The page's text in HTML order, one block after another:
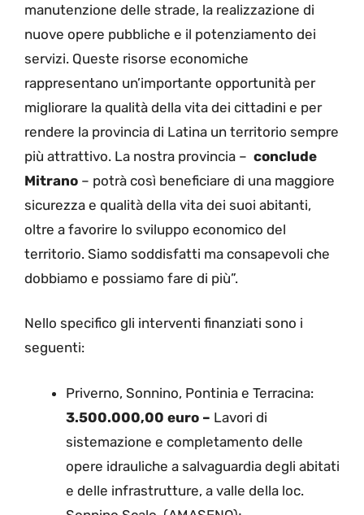
manutenzione delle strade, la realizzazione di
nuove opere pubbliche e il potenziamento dei
servizi. Queste risorse economiche
rappresentano un’importante opportunità per
migliorare la qualità della vita dei cittadini e per
rendere la provincia di Latina un territorio sempre
più attrattivo. La nostra provincia – conclude
Mitrano – potrà così beneficiare di una maggiore
sicurezza e qualità della vita dei suoi abitanti,
oltre a favorire lo sviluppo economico del
territorio. Siamo soddisfatti ma consapevoli che
dobbiamo e possiamo fare di più”.
Nello specifico gli interventi finanziati sono i
seguenti:
Priverno, Sonnino, Pontinia e Terracina:
3.500.000,00 euro – Lavori di
sistemazione e completamento delle
opere idrauliche a salvaguardia degli abitati
e delle infrastrutture, a valle della loc.